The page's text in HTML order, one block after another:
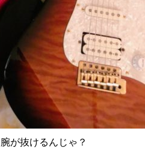
が抜けるんじゃ？